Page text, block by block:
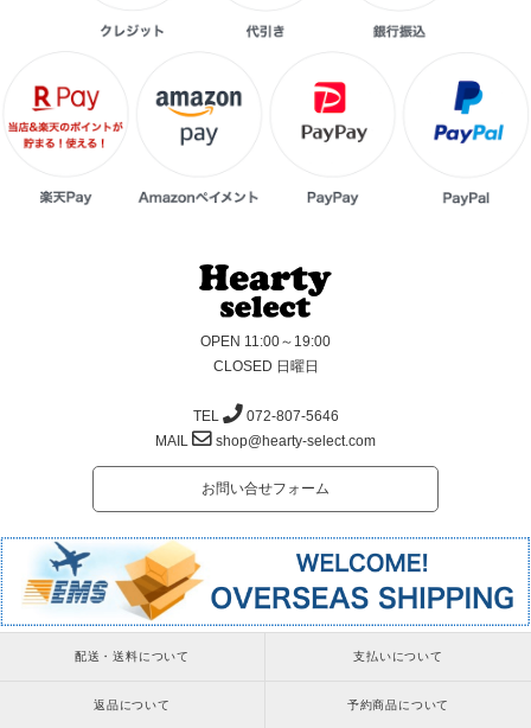
OPEN 11:00～19:00
CLOSED 日曜日
TEL
072-807-5646
MAIL
shop@hearty-select.com
お問い合せフォーム
配送・送料について 支払いについて
返品について 予約商品について